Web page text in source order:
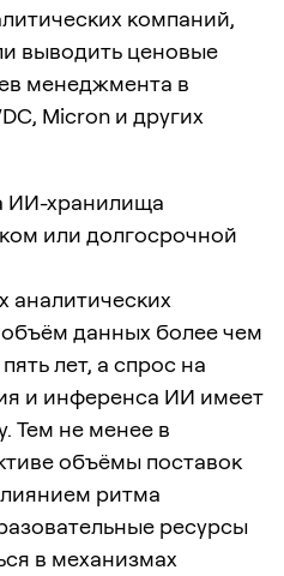
компаний,
выводить ценовые
менеджмента в
Micron и других
ИИ-хранилища
или долгосрочной
аналитических
данных более чем
лет, а спрос на
и инференса ИИ имеет
Тем не менее в
объёмы поставок
ритма
ресурсы
в механизмах